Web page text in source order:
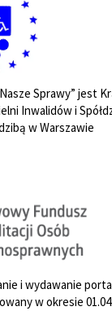
Sprawy” jest
Inwalidów i
w Warszawie
i wydawanie
w okresie